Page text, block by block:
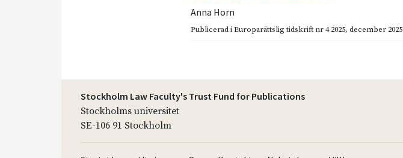
Anna Horn
Publicerad iEuroparättslig tidskrift nr 4 2025,december 2025
Stockholm Law Faculty's Trust Fund for Publications
Stockholms universitet
SE-106 91 Stockholm